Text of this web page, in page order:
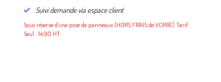
Suivi demande via espace client
Sous réserve d'une pose de panneaux (HORS FRAIS de VOIRIE) Tarif
Seul : 14.90 HT